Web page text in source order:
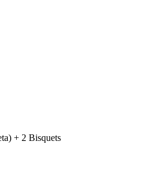
+ 2 Bisquets